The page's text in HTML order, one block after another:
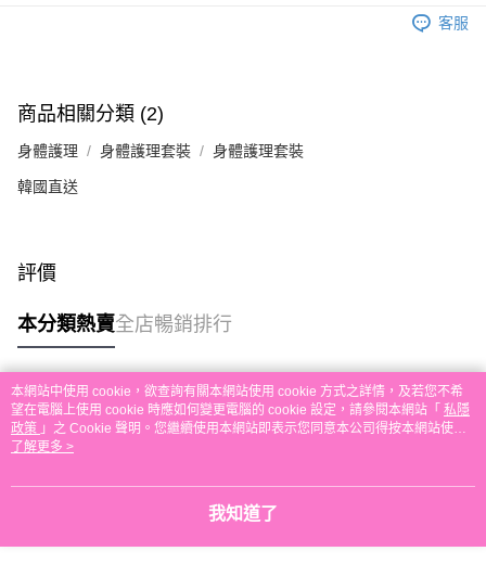
單。 如果訂購後七個工作天內我們未能收到有關存款，有關訂單將被取消。
付款後順豐站及營業點取貨
本地配送
免運費
其他地區配送
客服
商品相關分類 (2)
身體護理 身體護理套裝 身體護理套裝
韓國直送
評價
本分類熱賣全店暢銷排行
熱門標籤
熱銷排行
本網站中使用 cookie，欲查詢有關本網站使用 cookie 方式之詳情，及若您不希
望在電腦上使用 cookie 時應如何變更電腦的 cookie 設定，請參閱本網站「 私隱
政策 」之 Cookie 聲明。您繼續使用本網站即表示您同意本公司得按本網站使用
條款之 Cookie 聲明使用 cookie。
了解更多 >
我知道了